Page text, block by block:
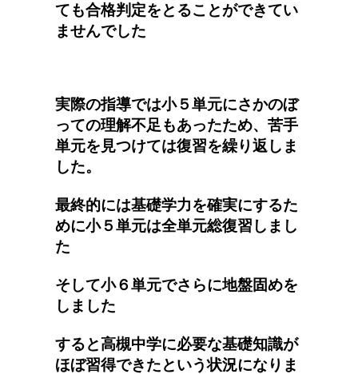
ても合格判定をとることができてい
ませんでした
実際の指導では小５単元にさかのぼ
っての理解不足もあったため、苦手
単元を見つけては復習を繰り返しま
した。
最終的には基礎学力を確実にするた
めに小５単元は全単元総復習しまし
た
そして小６単元でさらに地盤固めを
しました
すると高槻中学に必要な基礎知識が
ほぼ習得できたという状況になりま